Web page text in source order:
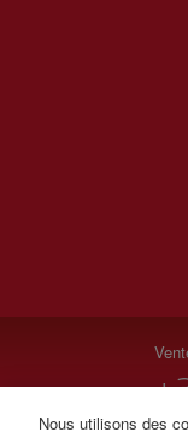
Du
Nous utilisons des